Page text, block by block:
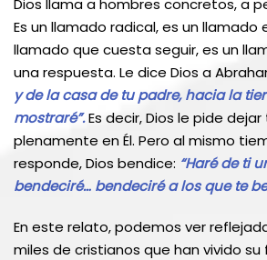
Dios llama a hombres concretos, a
Es un llamado radical, es un llamado
llamado que cuesta seguir, es un
una respuesta. Le dice Dios a
y de la casa de tu padre, hacia la
mostraré”.Es decir, Dios le pide
plenamente en Él. Pero al mismo
responde, Dios bendice: “Haré de ti
bendeciré… bendeciré a los que te
En este relato, podemos ver
miles de cristianos que han vivido su